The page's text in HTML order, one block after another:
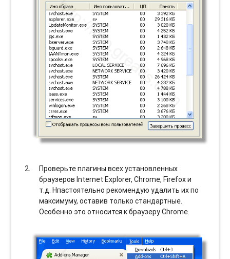
Проверьте плагины всех установленных
браузеров Internet Explorer, Chrome, Firefox и
т.д. Нпастоятельно рекомендую удалить их по
максимуму, оставив только стандартные.
Особенно это относится к браузеру Chrome.